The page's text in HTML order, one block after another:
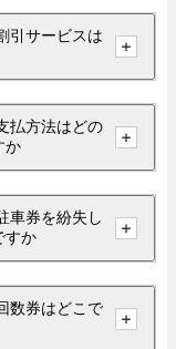
引サービスは
払方法はどの
か
車券を紛失し
すか
数券はどこで